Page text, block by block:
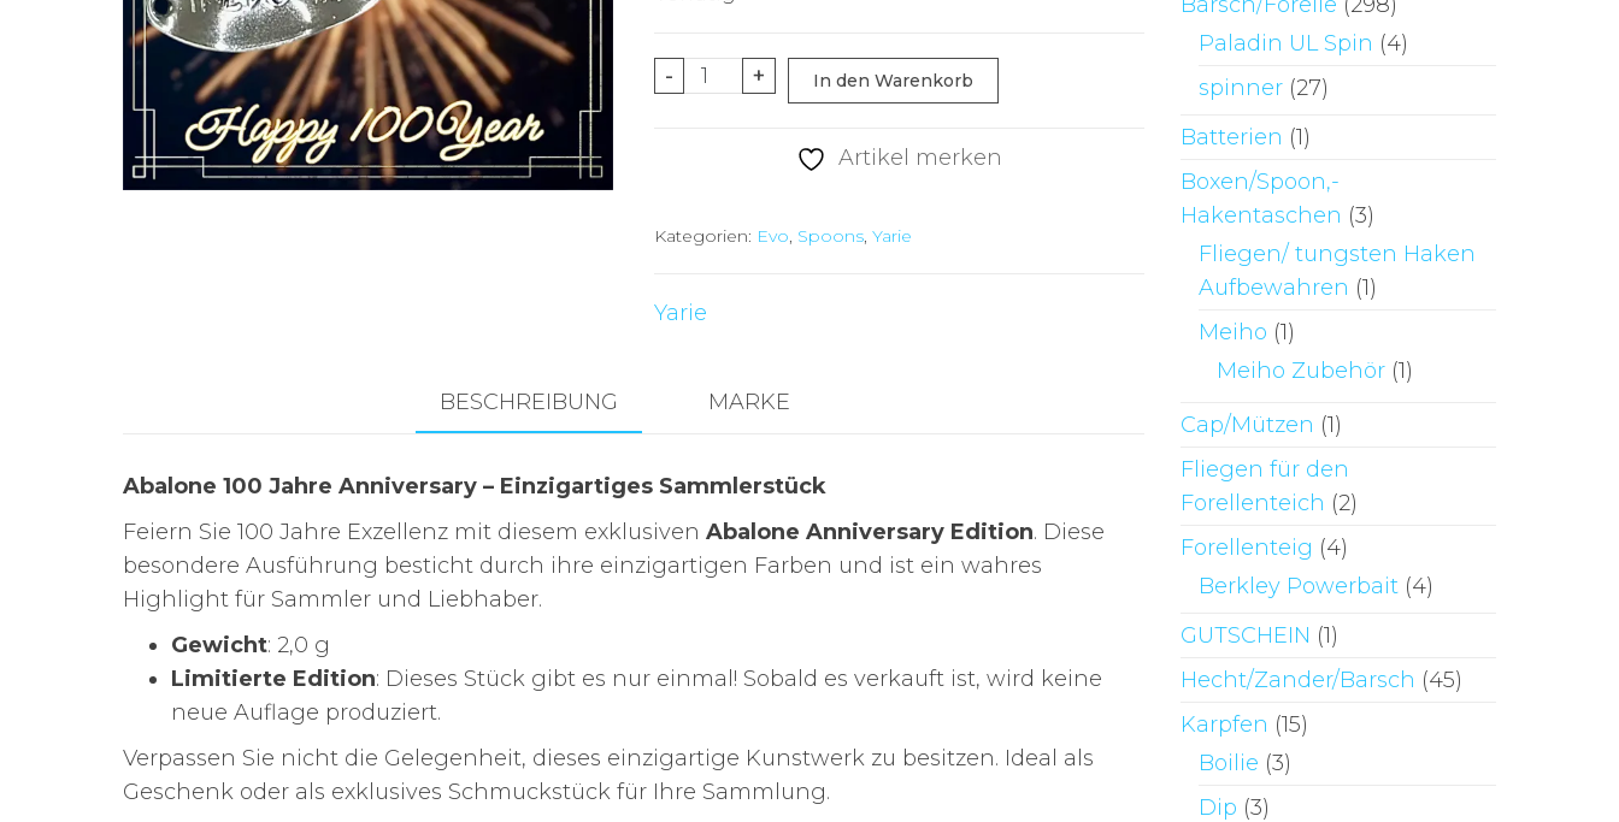
Brandungsangeln.
-
Abalone
Anniversary
Einzigartiges
2,0g
+ In den Warenkorb
Artikel merken
Kategorien: Evo, Spoons, Yarie
Yarie
BESCHREIBUNG MARKE
Abalone 100 Jahre Anniversary – Einzigartiges Sammlerstück
Feiern Sie 100 Jahre Exzellenz mit diesem exklusiven Abalone Anniversary Edition. Diese
besondere Ausführung besticht durch ihre einzigartigen Farben und ist ein wahres
Highlight für Sammler und Liebhaber.
Gewicht: 2,0 g
Limitierte Edition: Dieses Stück gibt es nur einmal! Sobald es verkauft ist, wird keine
neue Auflage produziert.
Verpassen Sie nicht die Gelegenheit, dieses einzigartige Kunstwerk zu besitzen. Ideal als
Geschenk oder als exklusives Schmuckstück für Ihre Sammlung.
Paladin UL Spin (4)
spinner (27)
Batterien (1)
Boxen/Spoon,-
Hakentaschen (3)
Fliegen/ tungsten Haken
Aufbewahren (1)
Meiho (1)
Meiho Zubehör (1)
Cap/Mützen (1)
Fliegen für den
Forellenteich (2)
Forellenteig (4)
Berkley Powerbait (4)
GUTSCHEIN (1)
Hecht/Zander/Barsch (45)
Karpfen (15)
Boilie (3)
Dip (3)